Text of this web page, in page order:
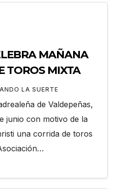
MAÑANA
TOROS MIXTA
LA SUERTE
de Valdepeñas,
junio con motivo de la
una corrida de toros